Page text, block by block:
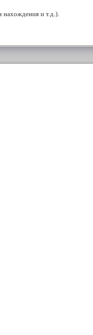
нахождения и т.д.).